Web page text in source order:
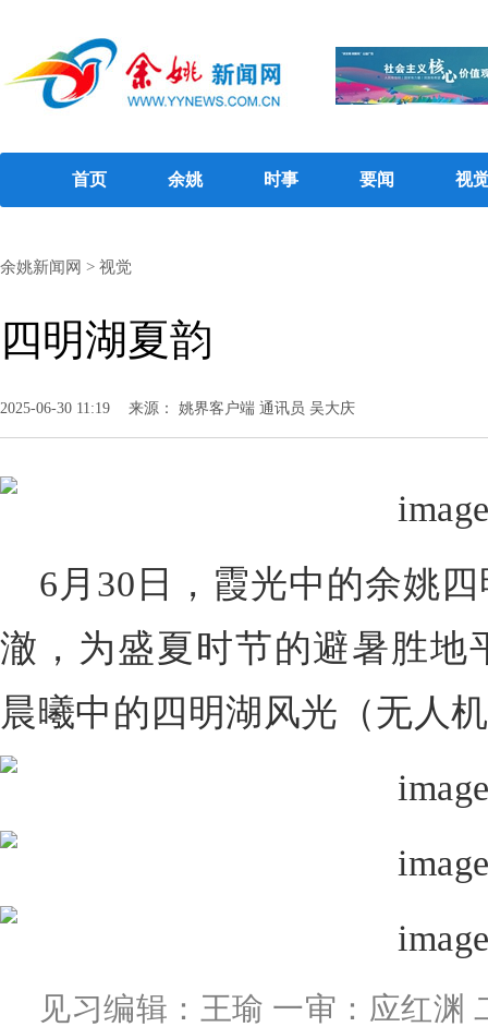
首页 余姚 时事 要闻 视
余姚新闻网 > 视觉
四明湖夏韵
2025-06-30 11:19 来源： 姚界客户端 通讯员 吴大庆
6月30日，霞光中的余姚
澈，为盛夏时节的避暑胜地
晨曦中的四明湖风光（无人
见习编辑：王瑜 一审：应红渊